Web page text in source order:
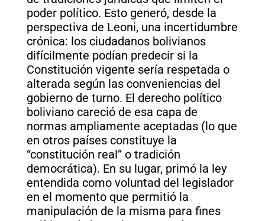
poder político. Esto generó, desde la
perspectiva de Leoni, una incertidumbre
crónica: los ciudadanos bolivianos
difícilmente podían predecir si la
Constitución vigente sería respetada o
alterada según las conveniencias del
gobierno de turno. El derecho político
boliviano careció de esa capa de
normas ampliamente aceptadas (lo que
en otros países constituye la
“constitución real” o tradición
democrática). En su lugar, primó la ley
entendida como voluntad del legislador
en el momento que permitió la
manipulación de la misma para fines